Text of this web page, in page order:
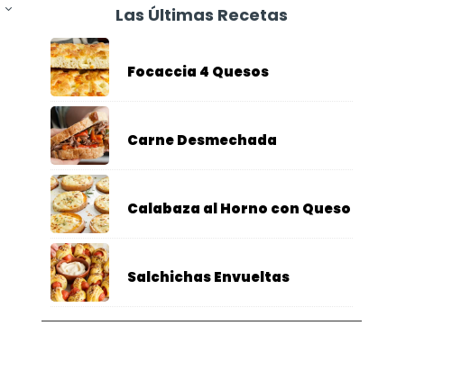
Las Últimas Recetas
Focaccia 4 Quesos
Carne Desmechada
Calabaza al Horno con Queso
Salchichas Envueltas